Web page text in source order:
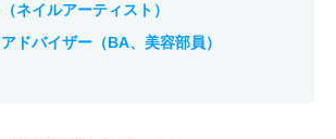
ネイルアーティスト）
ドバイザー（BA、美容部員）